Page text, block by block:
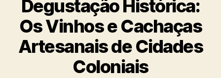
Degustação Histórica:
Os Vinhos e Cachaças
Artesanais de Cidades
Coloniais